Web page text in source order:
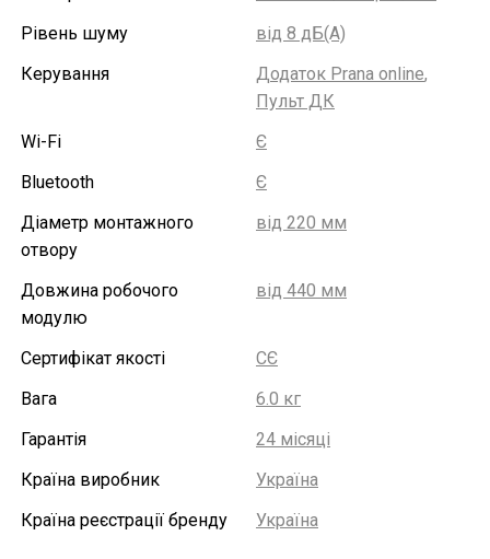
Рівень шуму
від 8 дБ(А)
Керування
Додаток Prana online,
Пульт ДК
Wi-Fi
Є
Bluetooth
Є
Діаметр монтажного
отвору
від 220 мм
Довжина робочого
модулю
від 440 мм
Сертифікат якості
СЄ
Вага
6.0 кг
Гарантія
24 місяці
Країна виробник
Україна
Країна реєстрації бренду
Україна